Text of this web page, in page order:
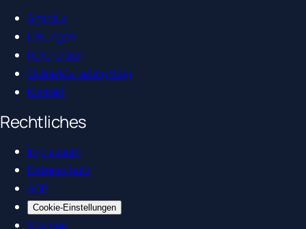
Agentur
Lösungen
Referenzen
Online Marketing Blog
Kontakt
Rechtliches
Impressum
Datenschutz
AGB
Cookie-Einstellungen
Sitemap